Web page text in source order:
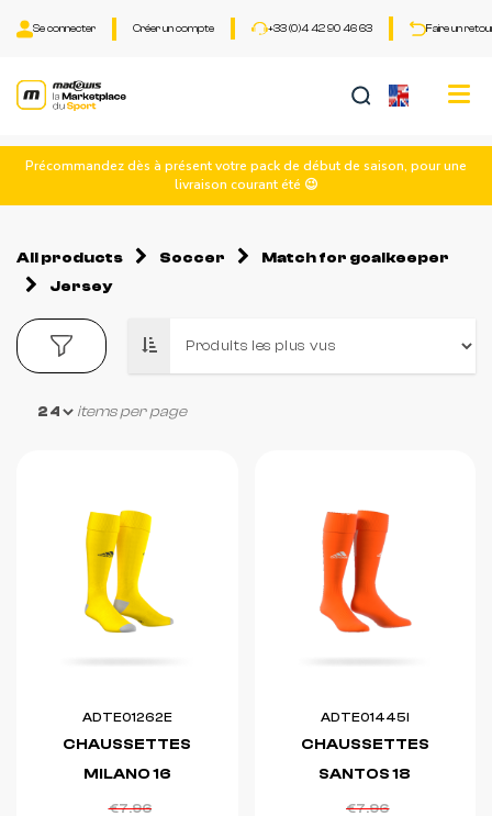
+33 (0)4 42 90 46 63 Faire un
Créer un compte
Se connecter
Précommandez dès à présent votre pack de début de saison, pour une
livraison courant été 😉
All products Soccer
Match for goalkeeper
Jersey
items per page
ADTE01262E
CHAUSSETTES
MILANO 16
€7.96
ADTE01445I
CHAUSSETTES
SANTOS 18
€7.96